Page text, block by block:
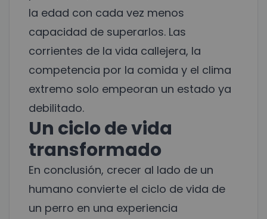
la edad con cada vez menos
capacidad de superarlos. Las
corrientes de la vida callejera, la
competencia por la comida y el clima
extremo solo empeoran un estado ya
debilitado.
Un ciclo de vida
transformado
En conclusión, crecer al lado de un
humano convierte el ciclo de vida de
un perro en una experiencia